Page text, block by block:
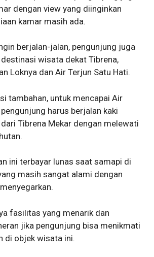
dengan view yang diinginkan
kamar masih ada.
berjalan-jalan, pengunjung juga
wisata dekat Tibrena,
Loknya dan Air Terjun Satu Hati.
tambahan, untuk mencapai Air
harus berjalan kaki
Tibrena Mekar dengan melewati
ini terbayar lunas saat samapi di
masih sangat alami dengan
fasilitas yang menarik dan
jika pengunjung bisa menikmati
di objek wisata ini.